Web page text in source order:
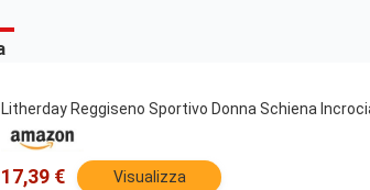
Litherday Reggiseno Sportivo Donna Schiena
17,39 € Visualizza